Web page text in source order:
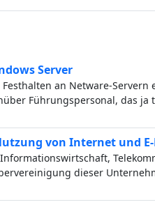
Server
an Netware-Servern
Führungspersonal, das ja
von Internet und
dieser